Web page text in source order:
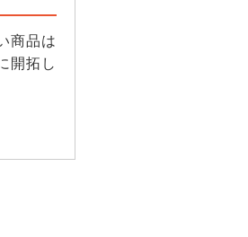
商品は
開拓し